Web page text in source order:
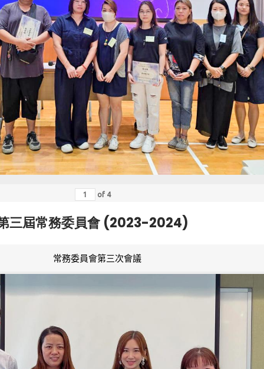
of 4
三屆常務委員會 (2023-2024)
常務委員會第三次會議